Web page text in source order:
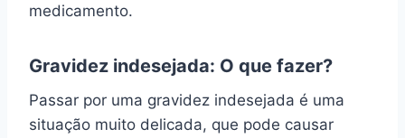
medicamento.
Gravidez indesejada: O que fazer?
Passar por uma gravidez indesejada é uma
situação muito delicada, que pode causar